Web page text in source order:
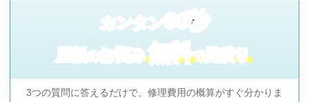
カンタン60秒
屋根 の お悩み無料で見積り
3つの質問に答えるだけで、修理費用の概算がすぐ分かりま